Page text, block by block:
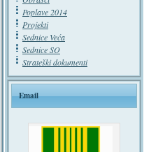
Poplave 2014
Projekti
Sednice Veća
Sednice SO
Strateški dokumenti
Email